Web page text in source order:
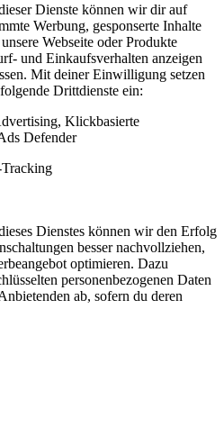
Dienste können wir dir auf
Werbung, gesponserte Inhalte
Webseite oder Produkte
und Einkaufsverhalten anzeigen
Mit deiner Einwilligung setzen
Drittdienste ein:
Klickbasierte
Defender
Dienstes können wir den Erfolg
besser nachvollziehen,
optimieren. Dazu
personenbezogenen Daten
ab, sofern du deren